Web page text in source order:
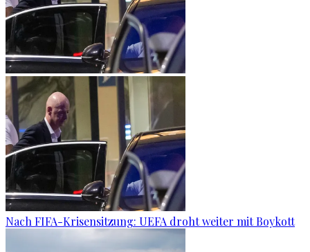
Nach FIFA-Krisensitzung: UEFA droht weiter mit Boykott